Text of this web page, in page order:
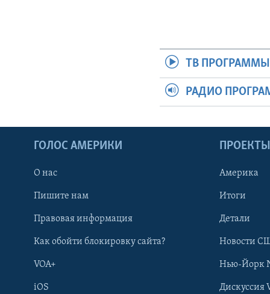
ТВ ПРОГРАММЫ
РАДИО
ГОЛОС АМЕРИКИ
О нас
Пишите нам
Правовая информация
Как обойти блокировку сайта?
VOA+
iOS
ПРОЕКТЫ
Америка
Итоги
Детали
Новости
Нью-Йорк
Дискуссия